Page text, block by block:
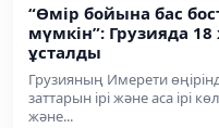
“Өмір бойына бас
мүмкін”: Грузияда
ұсталды
Грузияның Имерети
заттарын ірі және аса ірі
және...